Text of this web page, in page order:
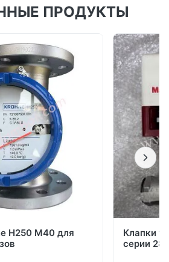
Electrol. Продукт,
Valvetop или Emerson.Topworx
Emerson и имеет штаб-
включает
клапанов, фи...
ПРОДУКТЫ
H250 M40 для
Клапки
серии